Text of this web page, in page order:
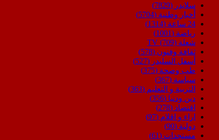
سلايدر (7829)
أخبار وطنية (5704)
24 ساعة
(1314)
رياضة (1001)
شعلة TV (709)
ثقافة وفنون (578)
أسفل السليدر (527)
طب وصحة (375)
سياسة (367)
التربية و التعليم (363)
دين ودنيا (356)
اقتصاد (278)
اراء و اقلام (97)
دولية (90)
مستجدات (61)